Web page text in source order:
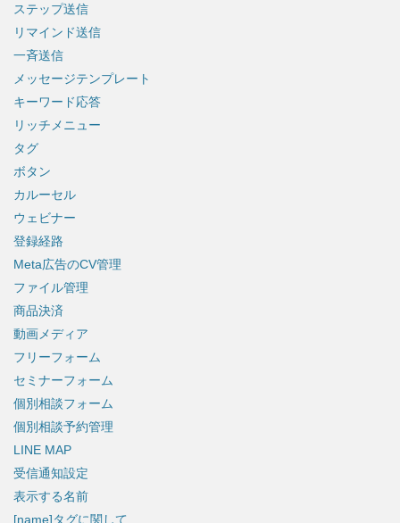
ステップ送信
リマインド送信
一斉送信
メッセージテンプレート
キーワード応答
リッチメニュー
タグ
ボタン
カルーセル
ウェビナー
登録経路
Meta広告のCV管理
ファイル管理
商品決済
動画メディア
フリーフォーム
セミナーフォーム
個別相談フォーム
個別相談予約管理
LINE MAP
受信通知設定
表示する名前
[name]タグに関して